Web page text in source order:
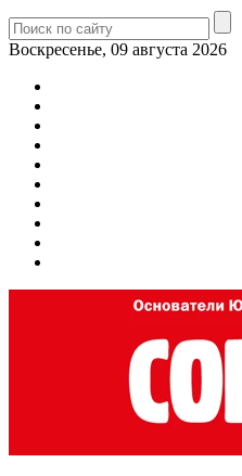
Воскресенье, 09 августа 2026